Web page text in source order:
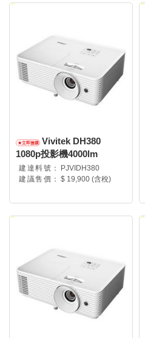
Vivitek DH380
1080p投影機4000lm
建達料號：
PJVIDH380
建議售價： $ 19,900 (含稅)